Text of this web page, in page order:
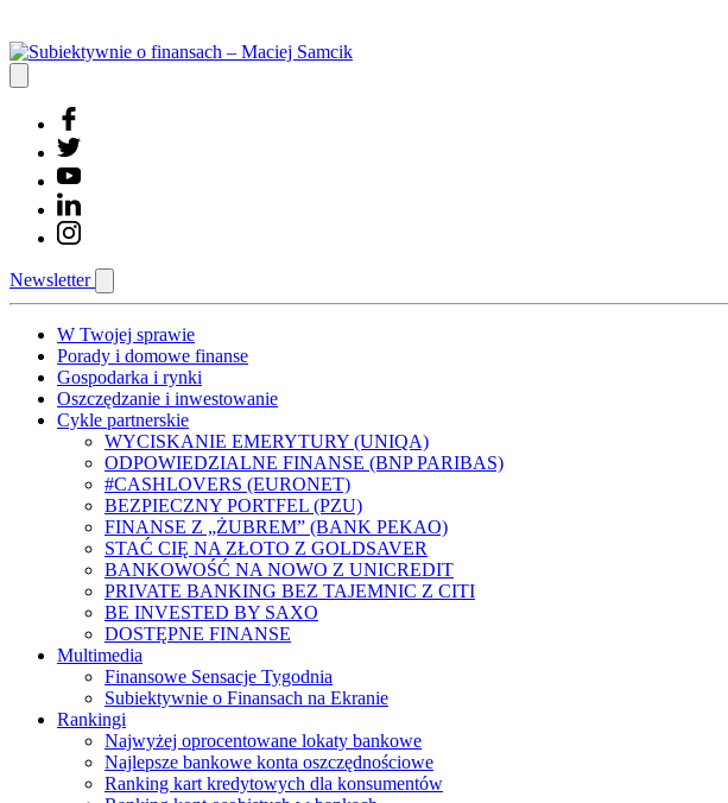
Newsletter
W Twojej sprawie
Porady i domowe finanse
Gospodarka i rynki
Oszczędzanie i inwestowanie
Cykle partnerskie
WYCISKANIE EMERYTURY (UNIQA)
ODPOWIEDZIALNE FINANSE (BNP PARIBAS)
#CASHLOVERS (EURONET)
BEZPIECZNY PORTFEL (PZU)
FINANSE Z „ŻUBREM” (BANK PEKAO)
STAĆ CIĘ NA ZŁOTO Z GOLDSAVER
BANKOWOŚĆ NA NOWO Z UNICREDIT
PRIVATE BANKING BEZ TAJEMNIC Z CITI
BE INVESTED BY SAXO
DOSTĘPNE FINANSE
Multimedia
Finansowe Sensacje Tygodnia
Subiektywnie o Finansach na Ekranie
Rankingi
Najwyżej oprocentowane lokaty bankowe
Najlepsze bankowe konta oszczędnościowe
Ranking kart kredytowych dla konsumentów